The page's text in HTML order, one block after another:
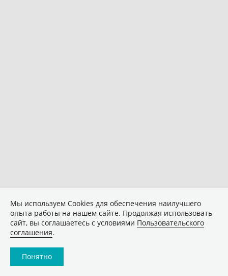
Мы используем Сookies для обеспечения наилучшего
опыта работы на нашем сайте. Продолжая использовать
сайт, вы соглашаетесь с условиями Пользовательского
соглашения.
Понятно